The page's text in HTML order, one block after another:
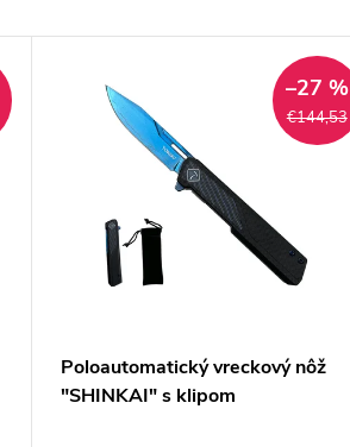
€144,53
–27 %
Poloautomatický vreckový nôž
"SHINKAI" s klipom